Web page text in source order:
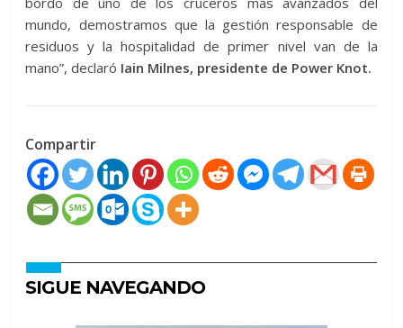
mundo, demostramos que la gestión responsable de
residuos y la hospitalidad de primer nivel van de la
mano”, declaró Iain Milnes, presidente de Power Knot.
Compartir
SIGUE NAVEGANDO